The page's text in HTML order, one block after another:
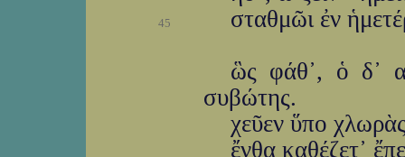
45
σταθμῶι ἐν
ὣς φάθ᾽, ὁ δ᾽
συβώτης.
χεῦεν ὕπο
ἔνθα καθέζετ᾽